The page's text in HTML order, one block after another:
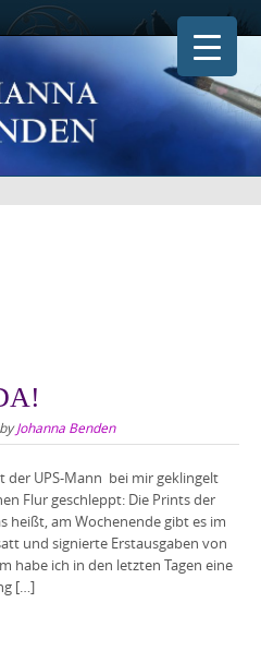
Johanna Benden
der UPS-Mann bei mir geklingelt
Flur geschleppt: Die Prints der
heißt, am Wochenende gibt es im
und signierte Erstausgaben von
habe ich in den letzten Tagen eine
[…]